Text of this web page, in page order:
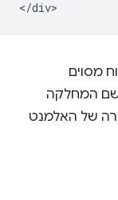
מסוים
המחלקה
של האלמנט